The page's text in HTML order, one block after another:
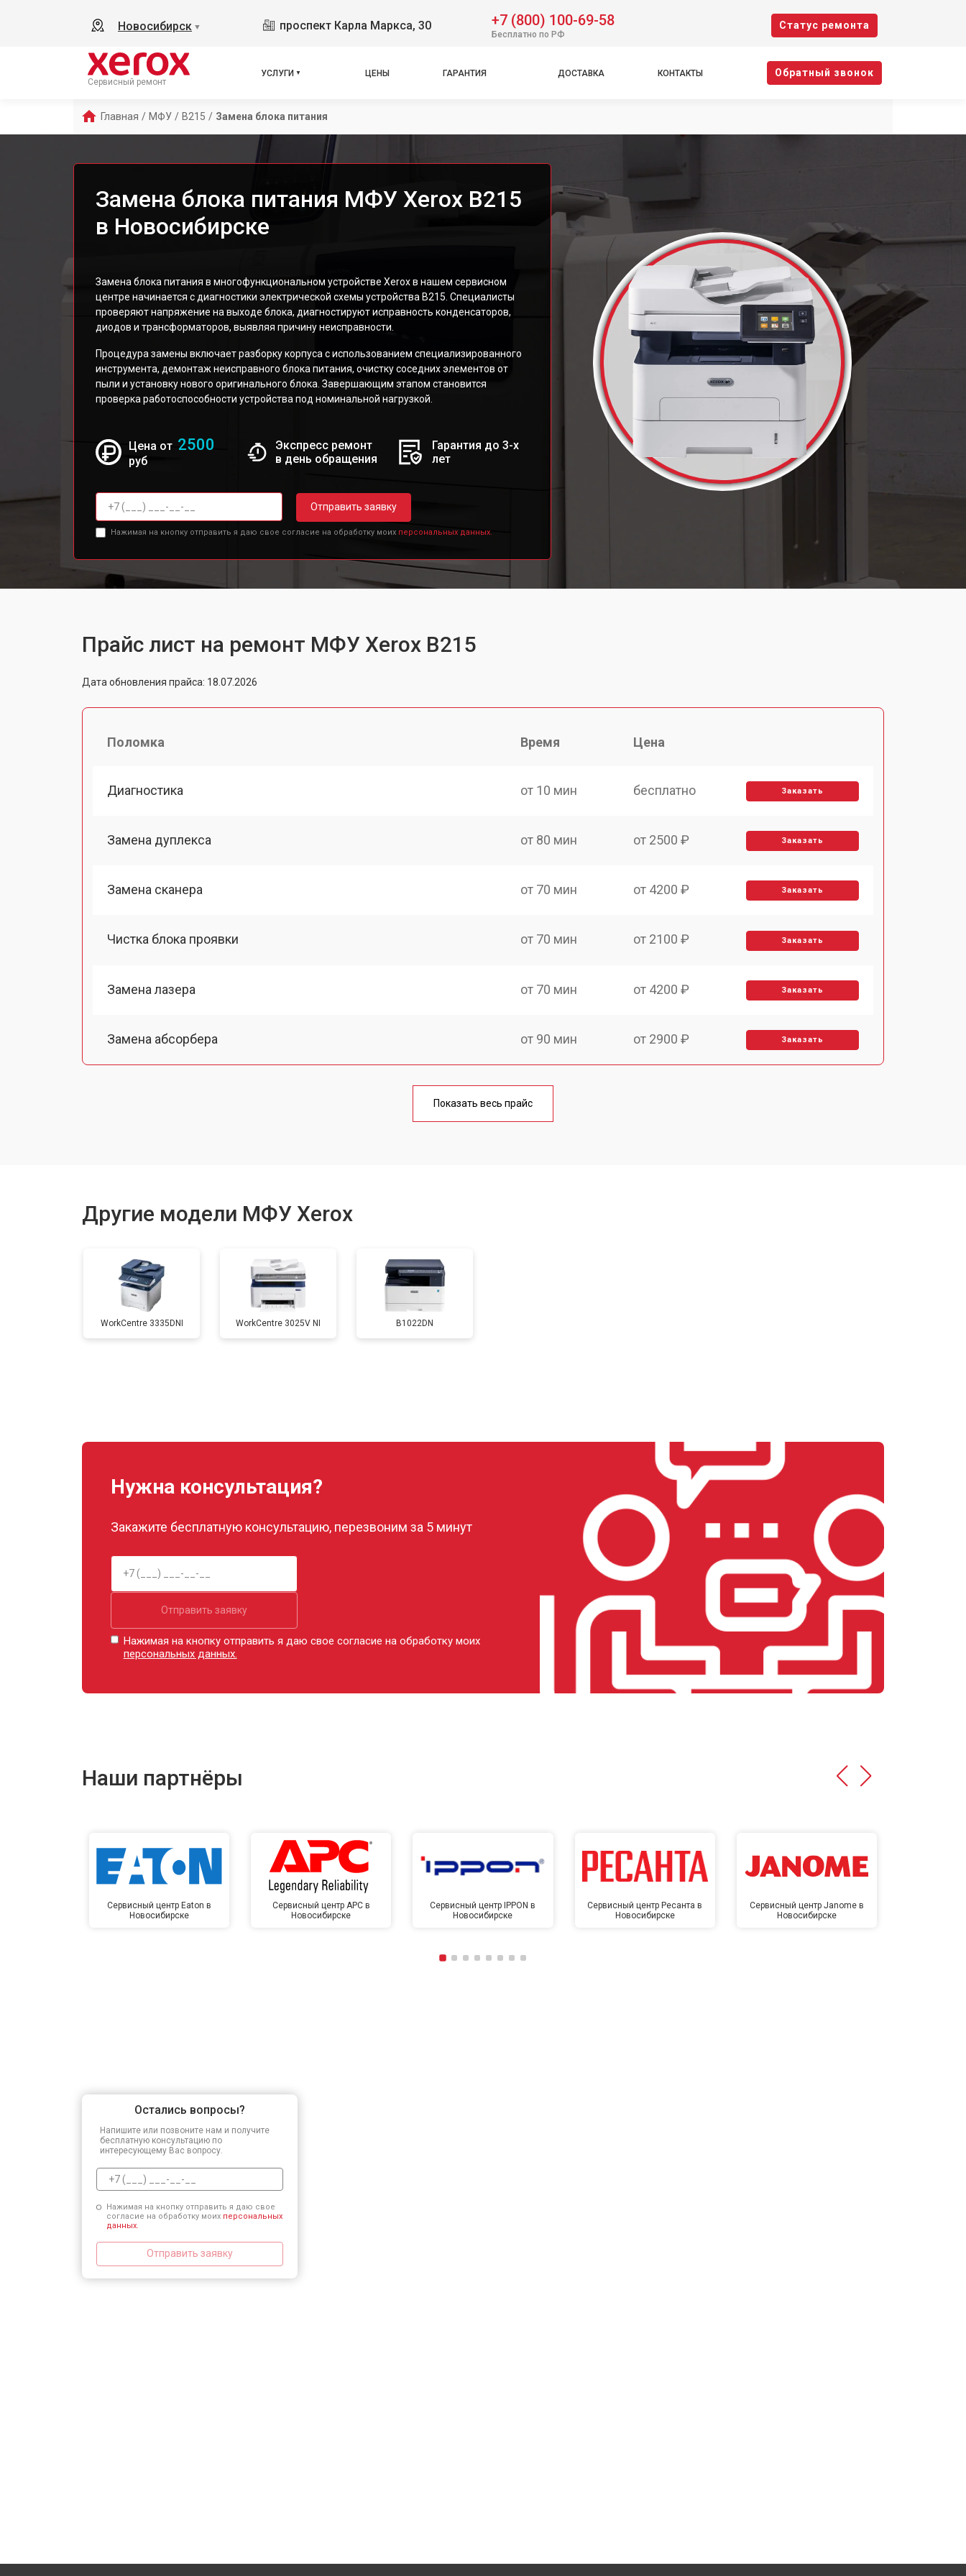
Новосибирск ▼ проспект Карла Маркса, 30 +7 (800) 100-69-58
Бесплатно по РФ
Cтатус ремонта
Сервисный ремонт
УСЛУГИ ЦЕНЫ ГАРАНТИЯ ДОСТАВКА КОНТАКТЫ Oбратный звонок
Главная / МФУ / B215 / Замена блока питания
Замена блока питания МФУ Xerox B215
в Новосибирске
Замена блока питания в многофункциональном устройстве Xerox в нашем сервисном
центре начинается с диагностики электрической схемы устройства B215. Специалисты
проверяют напряжение на выходе блока, диагностируют исправность конденсаторов,
диодов и трансформаторов, выявляя причину неисправности.
Процедура замены включает разборку корпуса с использованием специализированного
инструмента, демонтаж неисправного блока питания, очистку соседних элементов от
пыли и установку нового оригинального блока. Завершающим этапом становится
проверка работоспособности устройства под номинальной нагрузкой.
Цена от 2500
руб
Экспресс ремонт
в день обращения
Гарантия до 3-х
лет
Отправить заявку
Нажимая на кнопку отправить я даю свое согласие на обработку моих персональных данных.
Прайс лист на ремонт МФУ Xerox B215
Дата обновления прайса: 18.07.2026
Поломка Время Цена
Диагностика от 10 мин бесплатно Заказать
Замена дуплекса от 80 мин от 2500 ₽ Заказать
Замена сканера от 70 мин от 4200 ₽ Заказать
Чистка блока проявки от 70 мин от 2100 ₽ Заказать
Замена лазера от 70 мин от 4200 ₽ Заказать
Замена абсорбера от 90 мин от 2900 ₽ Заказать
от 60 мин
Замена печатной головки
Замена каретки
Показать весь прайс
Другие модели МФУ Xerox
WorkCentre 3335DNI WorkCentre 3025V NI B1022DN
Нужна консультация?
Закажите бесплатную консультацию, перезвоним за 5 минут
Отправить заявку
Нажимая на кнопку отправить я даю свое согласие на обработку моих
персональных данных.
Наши партнёры
Сервисный центр Eaton в
Новосибирске
Сервисный центр APC в
Новосибирске
Сервисный центр IPPON в
Новосибирске
Сервисный центр Ресанта в
Новосибирске
Сервисный центр Janome в
Новосибирске
Остались вопросы?
Напишите или позвоните нам и получите
бесплатную консультацию по
интересующему Вас вопросу.
Нажимая на кнопку отправить я даю свое
согласие на обработку моих персональных
данных.
Отправить заявку